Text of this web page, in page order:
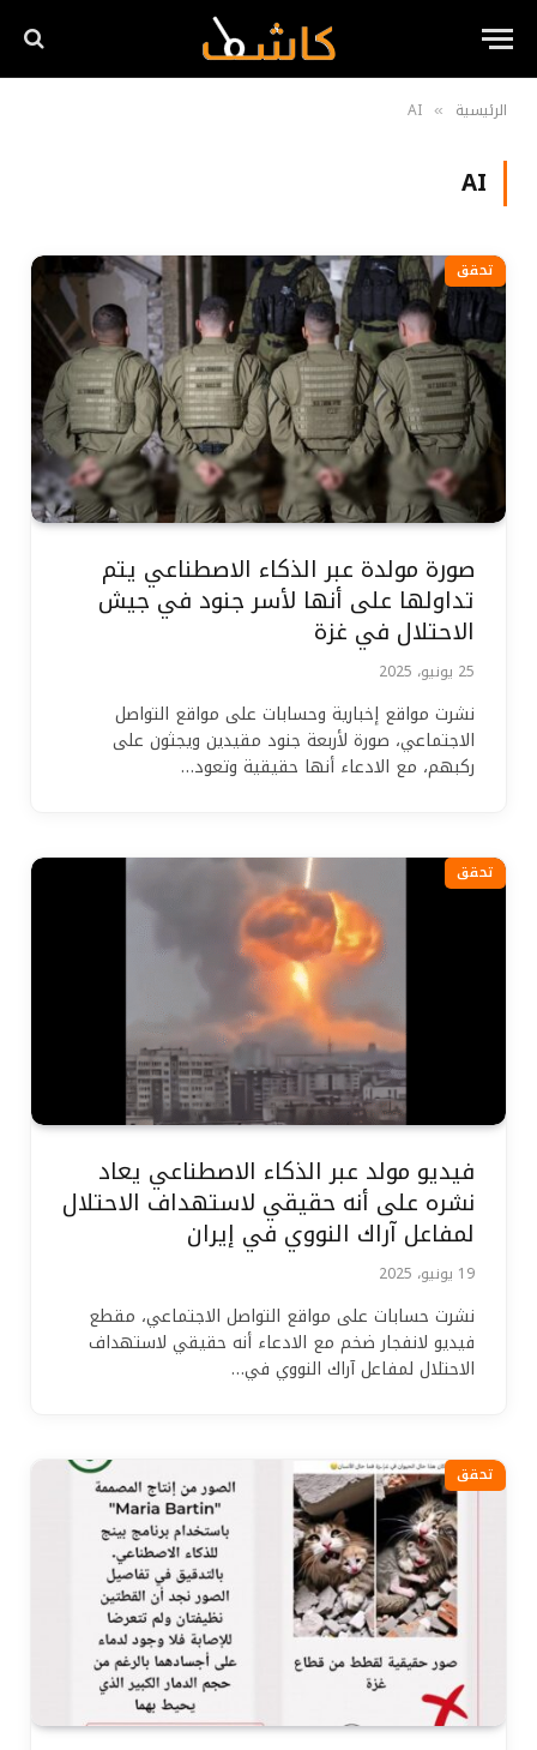
الرئيسية »
AI
AI
تحقق
صورة مولدة عبر الذكاء الاصطناعي يتم
تداولها على أنها لأسر جنود في جيش
الاحتلال في غزة
25 يونيو، 2025
نشرت مواقع إخبارية وحسابات على مواقع التواصل
الاجتماعي، صورة لأربعة جنود مقيدين ويجثون على
ركبهم، مع الادعاء أنها حقيقية وتعود…
تحقق
فيديو مولد عبر الذكاء الاصطناعي يعاد
نشره على أنه حقيقي لاستهداف الاحتلال
لمفاعل آراك النووي في إيران
19 يونيو، 2025
نشرت حسابات على مواقع التواصل الاجتماعي، مقطع
فيديو لانفجار ضخم مع الادعاء أنه حقيقي لاستهداف
الاحتلال لمفاعل آراك النووي في…
تحقق